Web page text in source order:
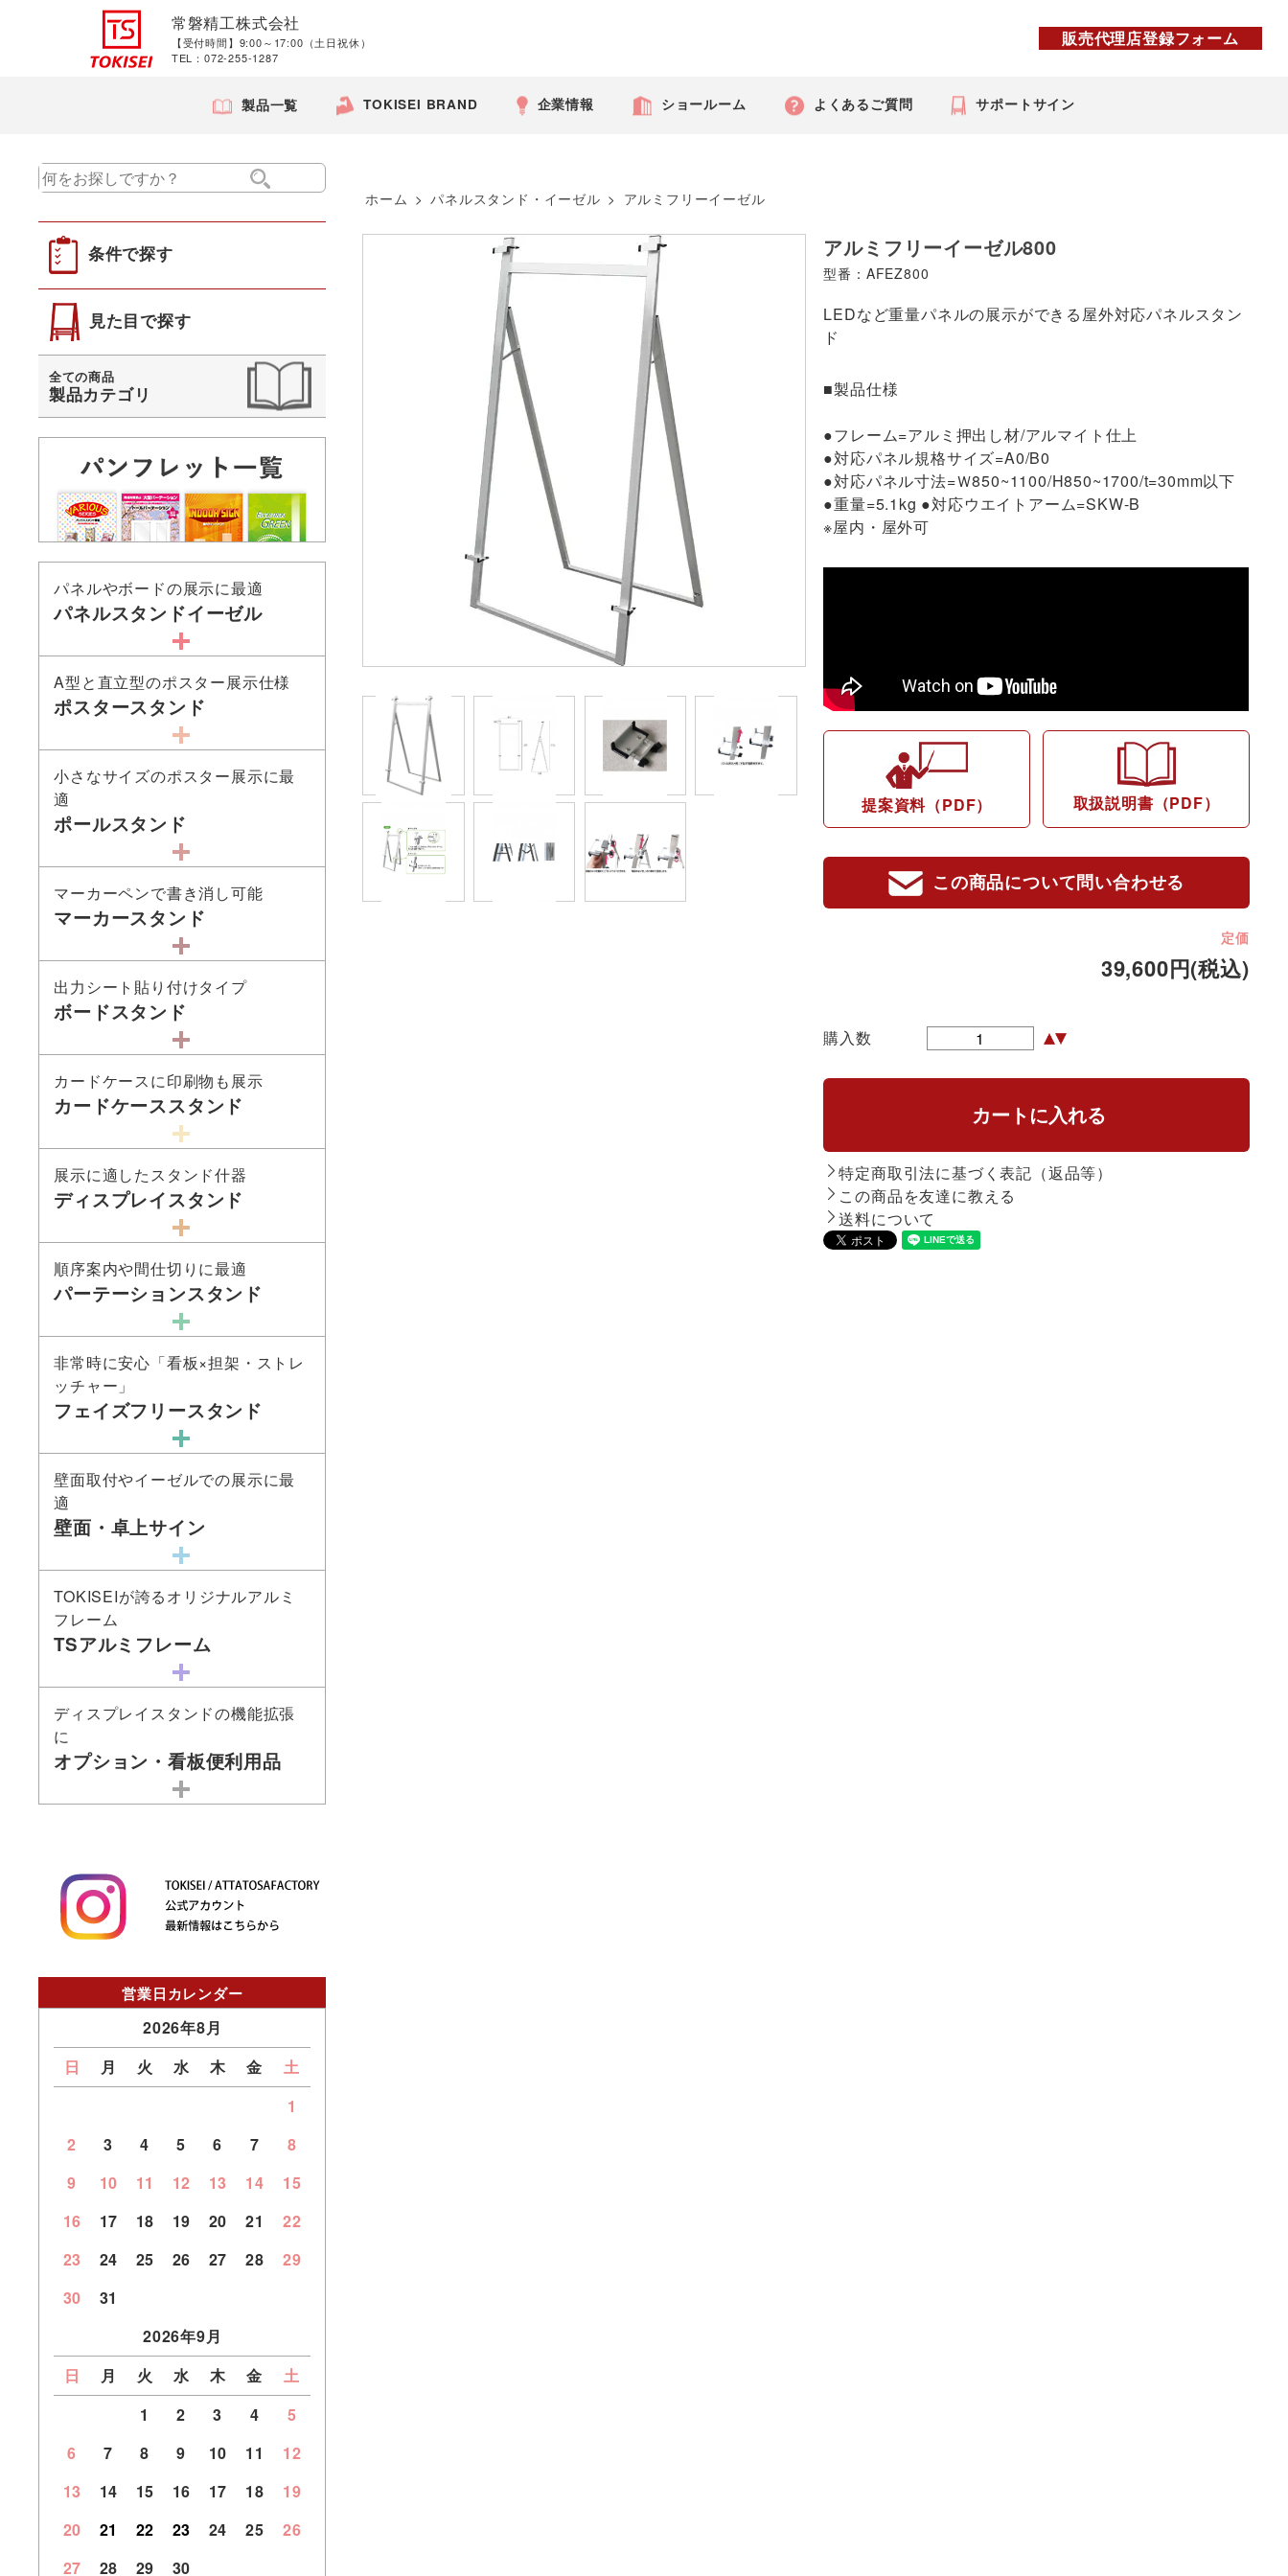
常磐精工株式会社
【受付時間】9:00～17:00（土日祝休）
TEL：072-255-1287
販売代理店登録フォーム
製品一覧 TOKISEI BRAND 企業情報 ショールーム よくあるご質問 サポートサイン
ホーム > パネルスタンド・イーゼル > アルミフリーイーゼル
アルミフリーイーゼル800
型番：AFEZ800
LEDなど重量パネルの展示ができる屋外対応パネルスタン
ド
■製品仕様
●フレーム=アルミ押出し材/アルマイト仕上
●対応パネル規格サイズ=A0/B0
●対応パネル寸法=Ｗ850~1100/H850~1700/t=30mm以下
●重量=5.1kg ●対応ウエイトアーム=SKW-B
※屋内・屋外可
提案資料（PDF） 取扱説明書（PDF）
この商品について問い合わせる
定価
39,600円(税込)
購入数
特定商取引法に基づく表記（返品等）
この商品を友達に教える
送料について
条件で探す
見た目で探す
全ての商品
製品カテゴリ
パネルやボードの展示に最適
パネルスタンドイーゼル
A型と直立型のポスター展示仕様
ポスタースタンド
小さなサイズのポスター展示に最
適
ポールスタンド
マーカーペンで書き消し可能
マーカースタンド
出力シート貼り付けタイプ
ボードスタンド
カードケースに印刷物も展示
カードケーススタンド
展示に適したスタンド什器
ディスプレイスタンド
順序案内や間仕切りに最適
パーテーションスタンド
非常時に安心「看板×担架・ストレ
ッチャー」
フェイズフリースタンド
壁面取付やイーゼルでの展示に最
適
壁面・卓上サイン
TOKISEIが誇るオリジナルアルミ
フレーム
TSアルミフレーム
ディスプレイスタンドの機能拡張
に
オプション・看板便利用品
営業日カレンダー
2026年8月
日
月 火 水 木 金
土
1
2
3 4 5 6 7
8
9
10 11 12 13 14
15
16
17 18 19 20 21
22
23
24 25 26 27 28
29
30
31
2026年9月
日
月 火 水 木 金
土
1
2 3 4
5
6
7 8 9 10 11
12
13
14 15 16 17 18
19
20
21 22 23 24 25
26
27
28 29 30